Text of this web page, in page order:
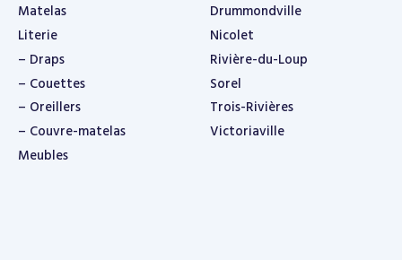
Matelas
Literie
– Draps
– Couettes
– Oreillers
– Couvre-matelas
Meubles
Drummondville
Nicolet
Rivière-du-Loup
Sorel
Trois-Rivières
Victoriaville